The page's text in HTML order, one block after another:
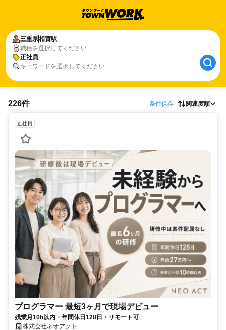
三重県相賀駅
職種を選択してください
正社員
キーワードを選択してください
226件 条件保存 関連度順
正社員
プログラマー 最短3ヶ月で現場デビュー
残業月10h以内・年間休日128日・リモート可
株式会社ネオアクト